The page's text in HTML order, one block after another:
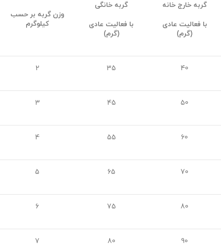
گربه خارج خانه
با فعالیت عادی
(گرم)
گربه خانگی
با فعالیت عادی
(گرم)
وزن گربه بر حسب
کیلوگرم
40
35
2
50
45
3
60
55
4
70
65
5
80
75
6
90
80
7